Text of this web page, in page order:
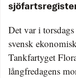
Det var i
svensk
Tankfartyget
långfredagens